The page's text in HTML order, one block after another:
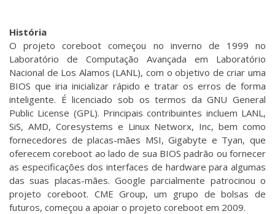
História
O projeto coreboot começou no inverno de 1999 no
Laboratório de Computação Avançada em Laboratório
Nacional de Los Alamos (LANL), com o objetivo de criar uma
BIOS que iria inicializar rápido e tratar os erros de forma
inteligente. É licenciado sob os termos da GNU General
Public License (GPL). Principais contribuintes incluem LANL,
SiS, AMD, Coresystems e Linux Networx, Inc, bem como
fornecedores de placas-mães MSI, Gigabyte e Tyan, que
oferecem coreboot ao lado de sua BIOS padrão ou fornecer
as especificações dos interfaces de hardware para algumas
das suas placas-mães. Google parcialmente patrocinou o
projeto coreboot. CME Group, um grupo de bolsas de
futuros, começou a apoiar o projeto coreboot em 2009.